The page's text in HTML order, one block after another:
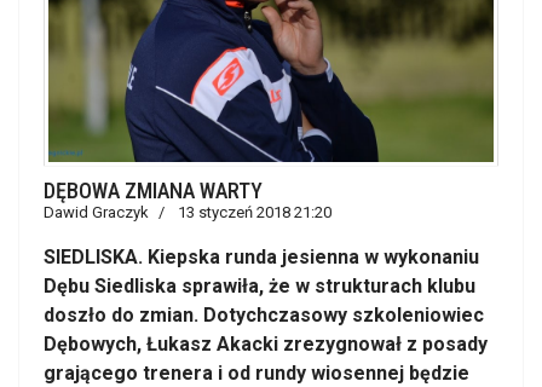
DĘBOWA ZMIANA WARTY
Dawid Graczyk 13 styczeń 2018 21:20
SIEDLISKA. Kiepska runda jesienna w wykonaniu
Dębu Siedliska sprawiła, że w strukturach klubu
doszło do zmian. Dotychczasowy szkoleniowiec
Dębowych, Łukasz Akacki zrezygnował z posady
grającego trenera i od rundy wiosennej będzie